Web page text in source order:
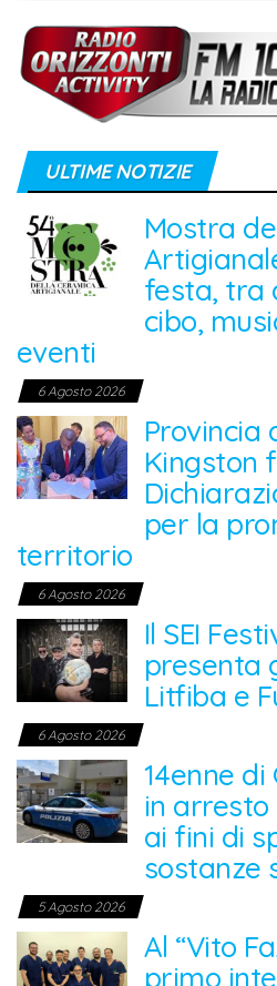
ULTIME NOTIZIE
Mostra
festa, tra
cibo,
eventi
6 Agosto 2026
Provincia
Kingston
per la
territorio
6 Agosto 2026
Il SEI
presenta
Litfiba e
6 Agosto 2026
14enne
in
ai fini di
sostanze
5 Agosto 2026
Al “Vito
primo